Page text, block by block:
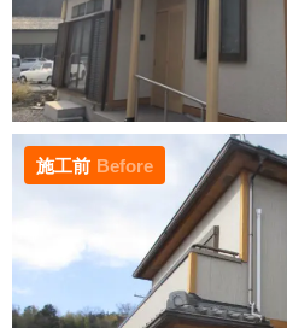
施工前 Before